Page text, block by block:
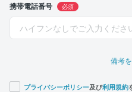
携帯電話番号 必須
備考
プライバシーポリシー及び利用規約